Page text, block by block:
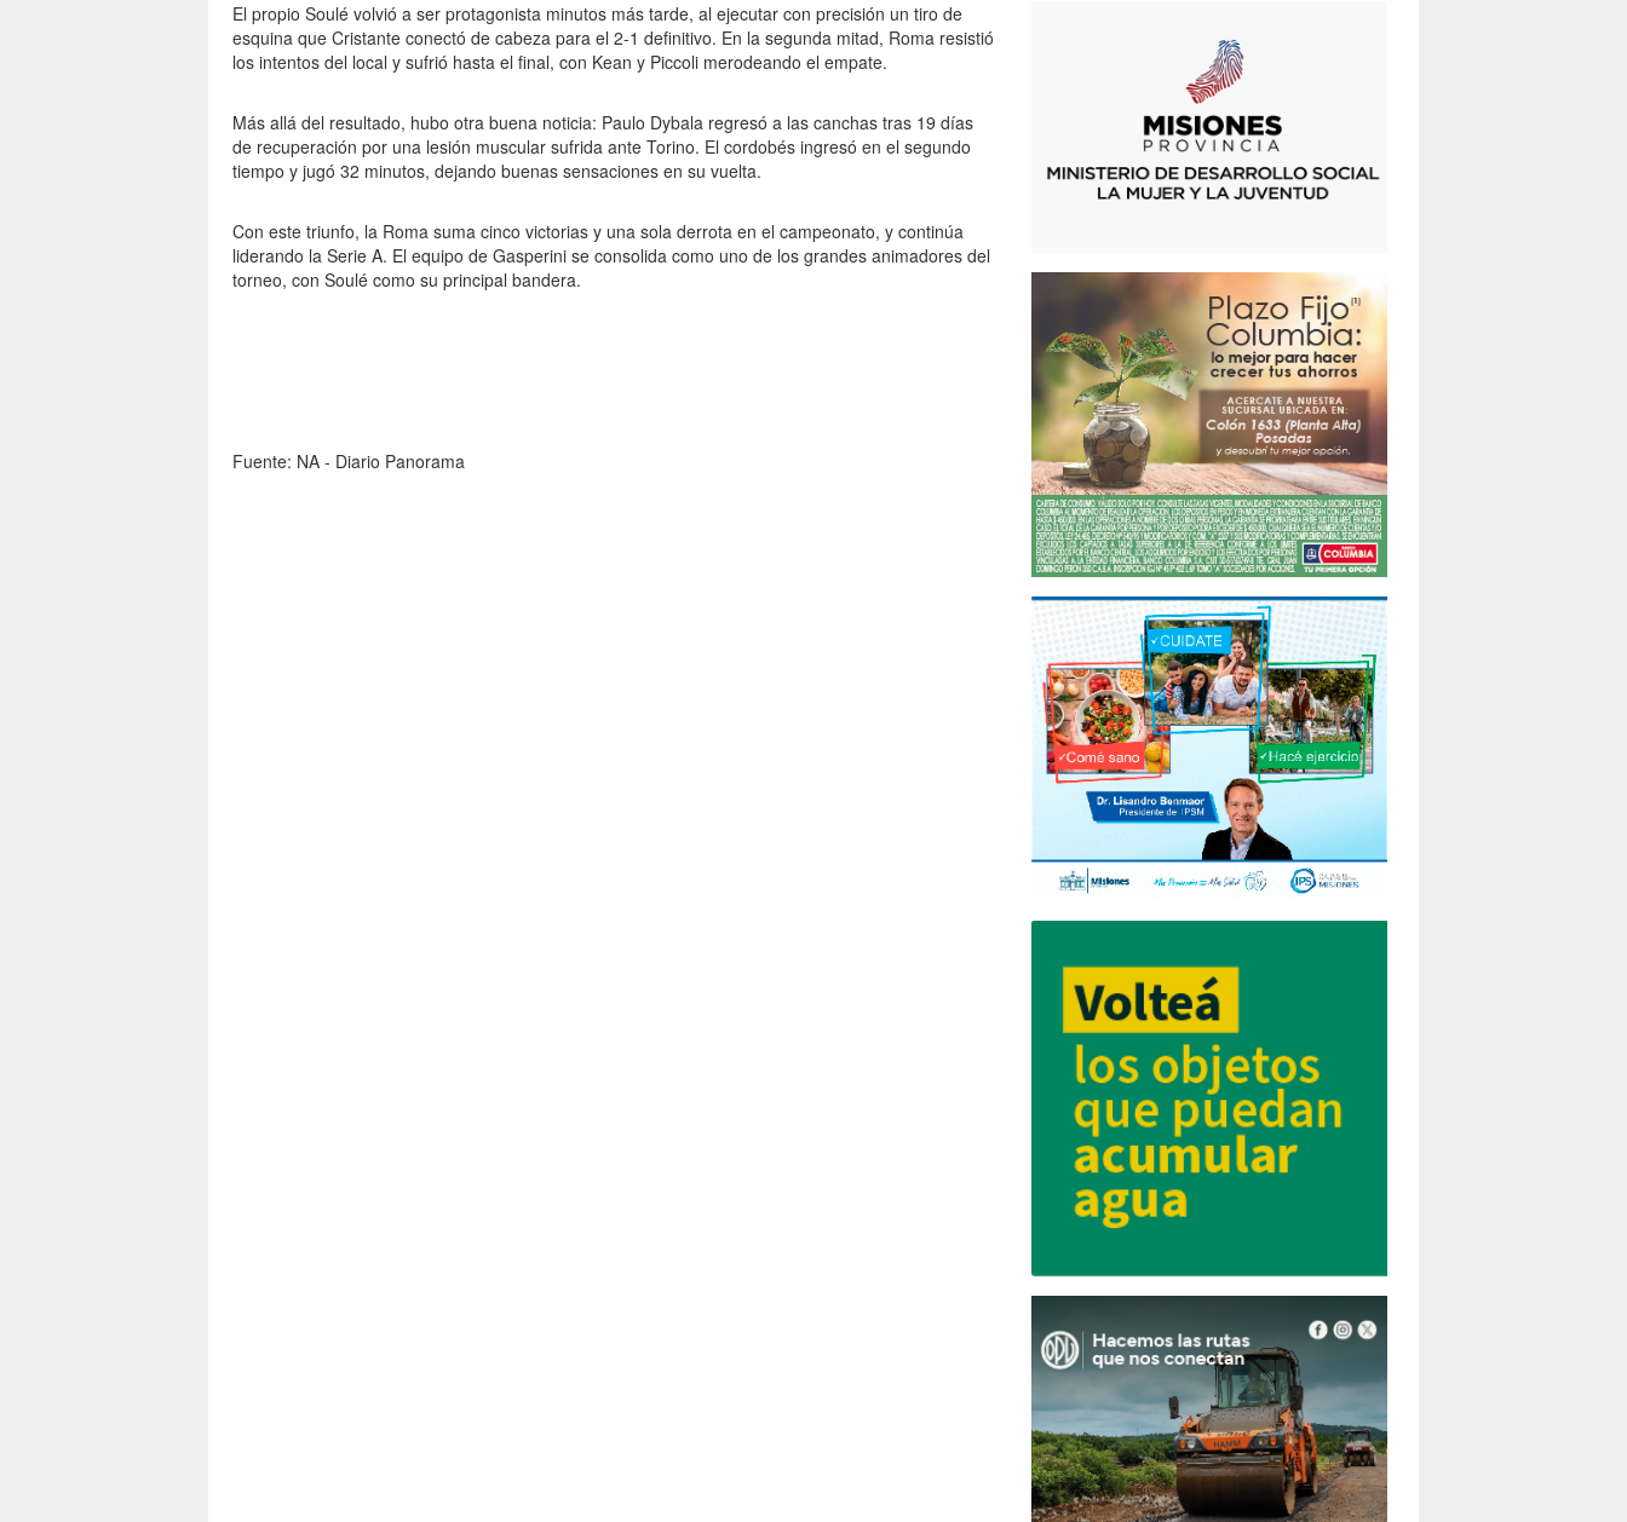
El propio Soulé volvió a ser protagonista minutos más tarde, al ejecutar con precisión un tiro de
esquina que Cristante conectó de cabeza para el 2-1 definitivo. En la segunda mitad, Roma resistió
los intentos del local y sufrió hasta el final, con Kean y Piccoli merodeando el empate.
Más allá del resultado, hubo otra buena noticia: Paulo Dybala regresó a las canchas tras 19 días
de recuperación por una lesión muscular sufrida ante Torino. El cordobés ingresó en el segundo
tiempo y jugó 32 minutos, dejando buenas sensaciones en su vuelta.
Con este triunfo, la Roma suma cinco victorias y una sola derrota en el campeonato, y continúa
liderando la Serie A. El equipo de Gasperini se consolida como uno de los grandes animadores del
torneo, con Soulé como su principal bandera.
Fuente: NA - Diario Panorama